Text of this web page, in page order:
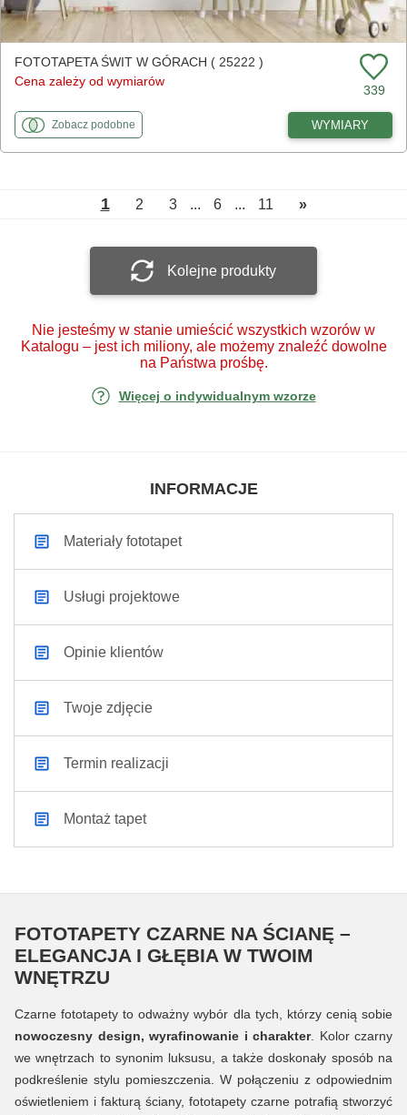
FOTOTAPETA ŚWIT W GÓRACH ( 25222 )
Cena zależy od wymiarów
339
Zobaczfototapety
podobnedo Świt w górach WYMIARY
1 2 3 ... 6 ... 11 »
Kolejne produkty
Nie jesteśmy w stanie umieścić wszystkich wzorów w
Katalogu – jest ich miliony, ale możemy znaleźć dowolne
na Państwa prośbę.
Więcej o indywidualnym wzorze
INFORMACJE
Materiały fototapet
Usługi projektowe
Opinie klientów
Twoje zdjęcie
Termin realizacji
Montaż tapet
FOTOTAPETY CZARNE NA ŚCIANĘ –
ELEGANCJA I GŁĘBIA W TWOIM
WNĘTRZU
Czarne fototapety to odważny wybór dla tych, którzy cenią sobie
nowoczesny design, wyrafinowanie i charakter. Kolor czarny
we wnętrzach to synonim luksusu, a także doskonały sposób na
podkreślenie stylu pomieszczenia. W połączeniu z odpowiednim
oświetleniem i fakturą ściany, fototapety czarne potrafią stworzyć